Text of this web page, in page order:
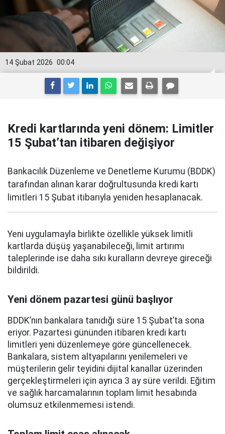
00:04
14 Şubat 2026
Kredi kartlarında yeni dönem: Limitler
15 Şubat’tan itibaren değişiyor
Bankacılık Düzenleme ve Denetleme Kurumu (BDDK)
tarafından alınan karar doğrultusunda kredi kartı
limitleri 15 Şubat itibarıyla yeniden hesaplanacak.
Yeni uygulamayla birlikte özellikle yüksek limitli
kartlarda düşüş yaşanabileceği, limit artırımı
taleplerinde ise daha sıkı kuralların devreye gireceği
bildirildi.
Yeni dönem pazartesi günü başlıyor
BDDK’nın bankalara tanıdığı süre 15 Şubat’ta sona
eriyor. Pazartesi gününden itibaren kredi kartı
limitleri yeni düzenlemeye göre güncellenecek.
Bankalara, sistem altyapılarını yenilemeleri ve
müşterilerin gelir teyidini dijital kanallar üzerinden
gerçekleştirmeleri için ayrıca 3 ay süre verildi. Eğitim
ve sağlık harcamalarının toplam limit hesabında
olumsuz etkilenmemesi istendi.